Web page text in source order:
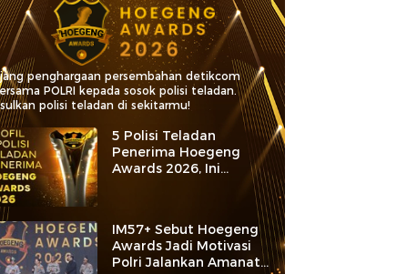
penghargaan persembahan detikcom
POLRI kepada sosok polisi teladan.
polisi teladan di sekitarmu!
5 Polisi Teladan
Penerima Hoegeng
Awards 2026, Ini
Kategori dan Kiprahnya
IM57+ Sebut Hoegeng
Awards Jadi Motivasi
Polri Jalankan Amanat